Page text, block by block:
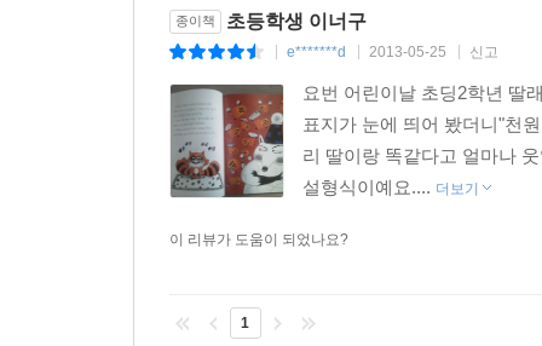
등장인물들이 엉뚱한 개성을 가졌으면서도 공감을
초등학생이 된 이너구는 처음 학교에 입학하거
학교 수업을 마치고 내뱉는 ‘힘들어’ 이 한마디
학교생활을 돌아보며, 또 다른 재미를 찾아낼 수
사람으로 변해 다니고 있는 건지도 모르니까요.
상수가 겪은 하루 동안의 자전거 여행은, 누구
상수의 마음이 울렁울렁했던 건 상수도 어렴풋
종이책 초등학생 이너구
e*******d 2013-05-25 신고
요번 어린이날 초딩2학년 딸
표지가 눈에 띄어 봤더니"천
리 딸이랑 똑같다고 얼마나
설형식이예요.... 더보기
이 리뷰가 도움이 되었나요?
1